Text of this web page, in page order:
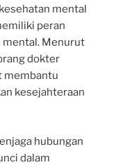
mental
peran
mental. Menurut
dokter
membantu
kesejahteraan
hubungan
dalam